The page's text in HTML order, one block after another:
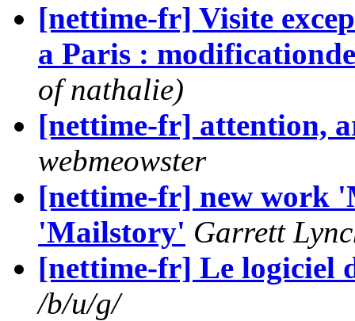
[nettime-fr] Visite
a Paris :
of nathalie)
[nettime-fr] attention,
webmeowster
[nettime-fr] new work
'Mailstory' Garrett
[nettime-fr] Le logiciel
/b/u/g/